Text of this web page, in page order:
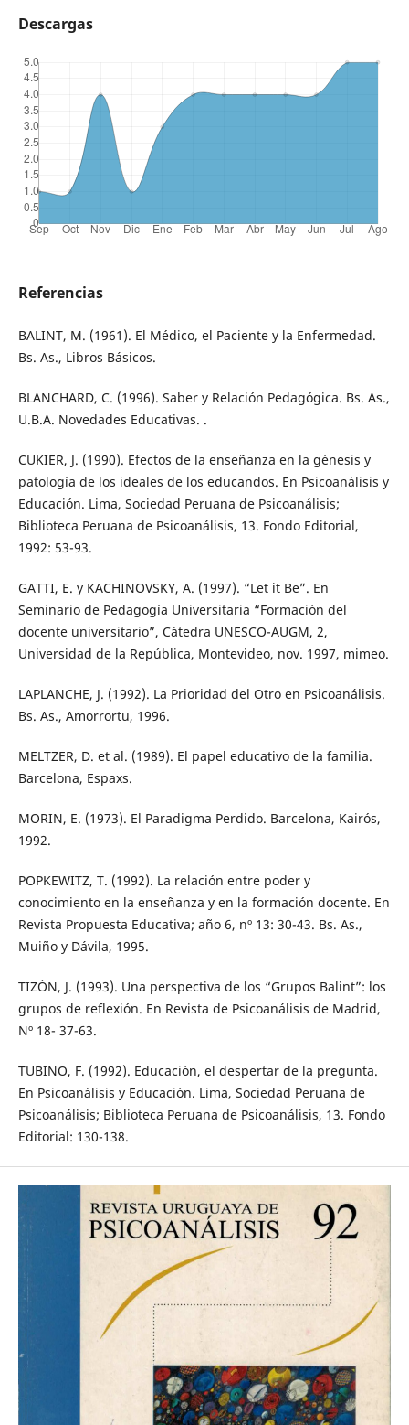
Descargas
Referencias
BALINT, M. (1961). El Médico, el Paciente y la Enfermedad.
Bs. As., Libros Básicos.
BLANCHARD, C. (1996). Saber y Relación Pedagógica. Bs. As.,
U.B.A. Novedades Educativas. .
CUKIER, J. (1990). Efectos de la enseñanza en la génesis y
patología de los ideales de los educandos. En Psicoanálisis y
Educación. Lima, Sociedad Peruana de Psicoanálisis;
Biblioteca Peruana de Psicoanálisis, 13. Fondo Editorial,
1992: 53-93.
GATTI, E. y KACHINOVSKY, A. (1997). “Let it Be”. En
Seminario de Pedagogía Universitaria “Formación del
docente universitario”, Cátedra UNESCO-AUGM, 2,
Universidad de la República, Montevideo, nov. 1997, mimeo.
LAPLANCHE, J. (1992). La Prioridad del Otro en Psicoanálisis.
Bs. As., Amorrortu, 1996.
MELTZER, D. et al. (1989). El papel educativo de la familia.
Barcelona, Espaxs.
MORIN, E. (1973). El Paradigma Perdido. Barcelona, Kairós,
1992.
POPKEWITZ, T. (1992). La relación entre poder y
conocimiento en la enseñanza y en la formación docente. En
Revista Propuesta Educativa; año 6, nº 13: 30-43. Bs. As.,
Muiño y Dávila, 1995.
TIZÓN, J. (1993). Una perspectiva de los “Grupos Balint”: los
grupos de reflexión. En Revista de Psicoanálisis de Madrid,
Nº 18- 37-63.
TUBINO, F. (1992). Educación, el despertar de la pregunta.
En Psicoanálisis y Educación. Lima, Sociedad Peruana de
Psicoanálisis; Biblioteca Peruana de Psicoanálisis, 13. Fondo
Editorial: 130-138.